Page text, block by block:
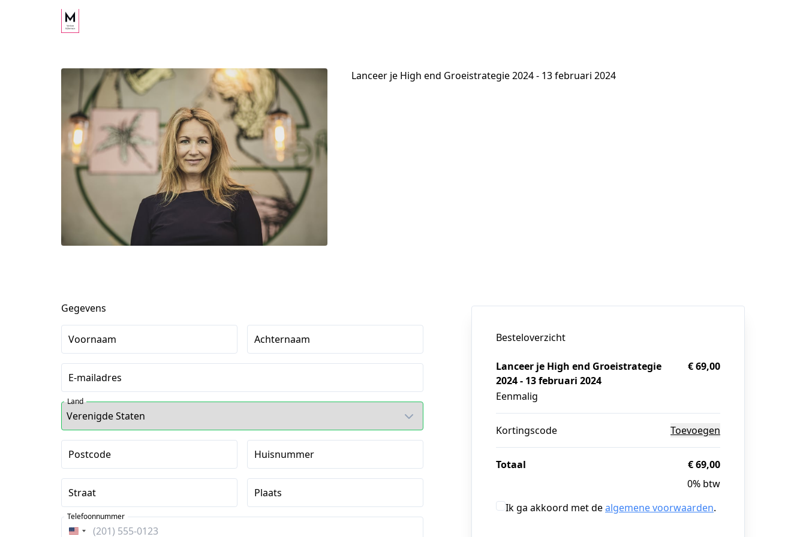
Lanceer je High end Groeistrategie 2024 - 13 februari 2024
Gegevens
Voornaam Achternaam
E-mailadres
Land
Postcode Huisnummer
Straat Plaats
Telefoonnummer
Besteloverzicht
Lanceer je High end Groeistrategie
2024 - 13 februari 2024
Eenmalig
€ 69,00
Kortingscode Toevoegen
Totaal
€ 69,00
0% btw
Ik ga akkoord met dealgemene voorwaarden.